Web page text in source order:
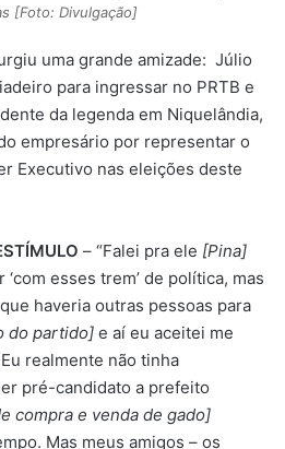
[Foto: Divulgação]
uma grande amizade: Júlio
para ingressar no PRTB e
da legenda em Niquelândia,
empresário por representar o
Executivo nas eleições deste
– “Falei pra ele [Pina]
esses trem’ de política, mas
haveria outras pessoas para
do partido] e aí eu aceitei me
realmente não tinha
pré-candidato a prefeito
compra e venda de gado]
Mas meus amigos – os